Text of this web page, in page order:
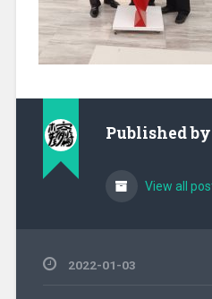
Published by
View all
2022-01-03